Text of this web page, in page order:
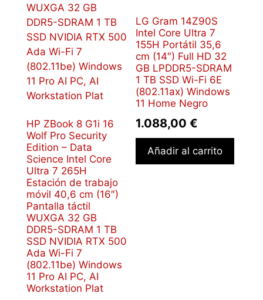
HP ZBook 8 G1i 16
Wolf Pro Security
Edition – Data
Science Intel Core
Ultra 7 265H
Estación de trabajo
móvil 40,6 cm (16″)
Pantalla táctil
WUXGA 32 GB
DDR5-SDRAM 1 TB
SSD NVIDIA RTX 500
Ada Wi-Fi 7
(802.11be) Windows
11 Pro AI PC, AI
Workstation Plat
LG Gram 14Z90S
Intel Core Ultra 7
155H Portátil 35,6
cm (14″) Full HD 32
GB LPDDR5-SDRAM
1 TB SSD Wi-Fi 6E
(802.11ax) Windows
11 Home Negro
1.088,00€
Añadir al carrito